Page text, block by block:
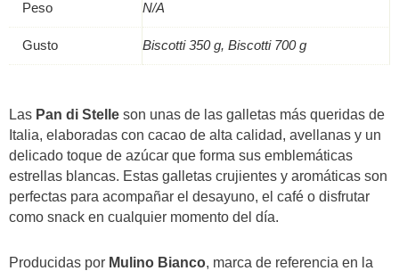
Peso N/A
Gusto Biscotti 350 g, Biscotti 700 g
Las Pan di Stelle son unas de las galletas más queridas de
Italia, elaboradas con cacao de alta calidad, avellanas y un
delicado toque de azúcar que forma sus emblemáticas
estrellas blancas. Estas galletas crujientes y aromáticas son
perfectas para acompañar el desayuno, el café o disfrutar
como snack en cualquier momento del día.
Producidas por Mulino Bianco, marca de referencia en la